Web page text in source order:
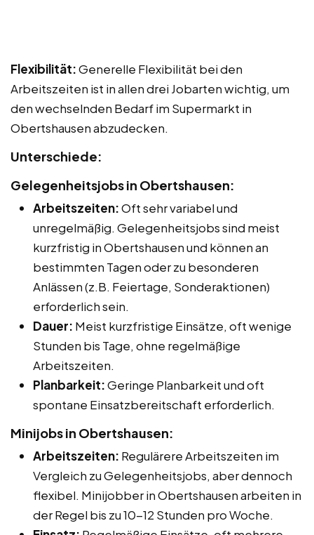
Flexibilität:Generelle Flexibilität bei den
Arbeitszeiten ist in allen drei Jobarten wichtig, um
den wechselnden Bedarf im Supermarkt in
Obertshausen abzudecken.
Unterschiede:
Gelegenheitsjobs in Obertshausen:
Arbeitszeiten:Oft sehr variabel und
unregelmäßig. Gelegenheitsjobs sind meist
kurzfristig in Obertshausen und können an
bestimmten Tagen oder zu besonderen
Anlässen (z.B. Feiertage, Sonderaktionen)
erforderlich sein.
Dauer: Meist kurzfristige Einsätze, oft wenige
Stunden bis Tage, ohne regelmäßige
Arbeitszeiten.
Planbarkeit:Geringe Planbarkeit und oft
spontane Einsatzbereitschaft erforderlich.
Minijobs in Obertshausen:
Arbeitszeiten: Regulärere Arbeitszeiten im
Vergleich zu Gelegenheitsjobs, aber dennoch
flexibel. Minijobber in Obertshausen arbeiten in
der Regel bis zu 10-12 Stunden pro Woche.